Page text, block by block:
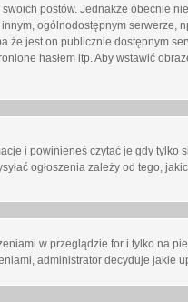
postów. Jednakże obecnie
ogólnodostępnym serwerze,
że jest on publicznie dostępnym
hasłem itp. Aby wstawić
i powinieneś czytać je gdy
ogłoszenia zależy od tego,
w przeglądzie for i tylko na
administrator decyduje